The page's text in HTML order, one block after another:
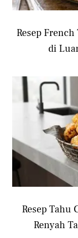
Resep French
di
Resep Tahu
Renyah